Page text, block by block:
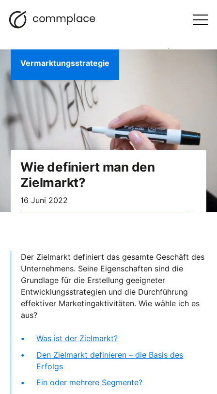
Zum
Inhalt
Navigation
BLOGGEN
Wie definiert man den
Zielmarkt?
16 Juni 2022
Vermarktungsstrategie
Der Zielmarkt definiert das gesamte Geschäft des
Unternehmens. Seine Eigenschaften sind die
Grundlage für die Erstellung geeigneter
Entwicklungsstrategien und die Durchführung
effektiver Marketingaktivitäten. Wie wähle ich es
aus?
Was ist der Zielmarkt?
Den Zielmarkt definieren – die Basis des
Erfolgs
Ein oder mehrere Segmente?